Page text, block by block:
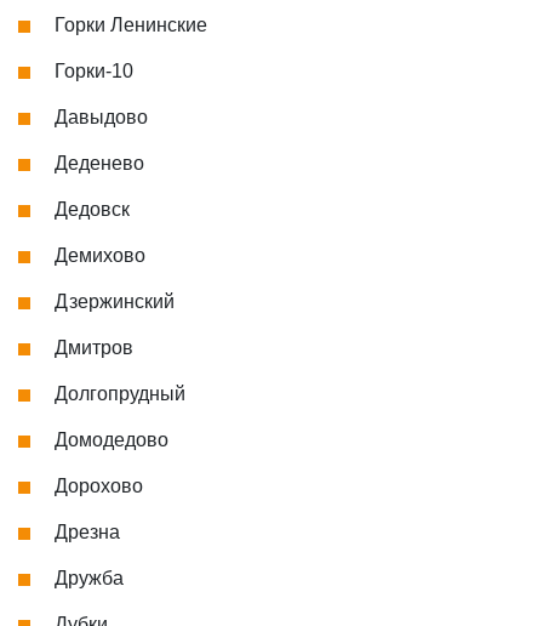
Горки Ленинские
Горки-10
Давыдово
Деденево
Дедовск
Демихово
Дзержинский
Дмитров
Долгопрудный
Домодедово
Дорохово
Дрезна
Дружба